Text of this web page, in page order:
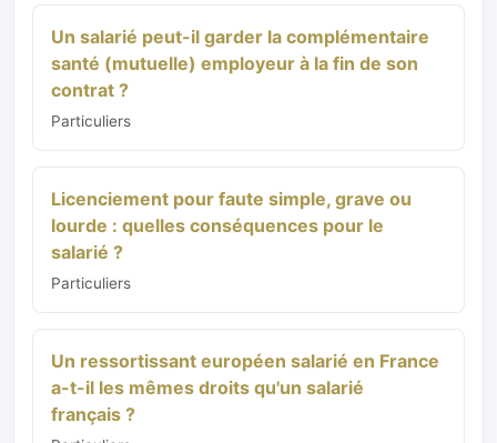
Un salarié peut-il garder la complémentaire
santé (mutuelle) employeur à la fin de son
contrat ?
Particuliers
Licenciement pour faute simple, grave ou
lourde : quelles conséquences pour le
salarié ?
Particuliers
Un ressortissant européen salarié en France
a-t-il les mêmes droits qu'un salarié
français ?